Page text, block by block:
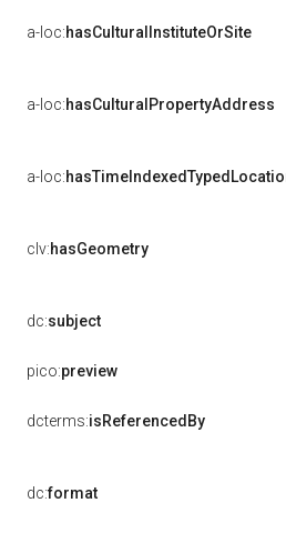
a-loc:hasCulturalInstituteOrSite
a-loc:hasCulturalPropertyAddress
a-loc:
clv:hasGeometry
dc:subject
pico:preview
dcterms:isReferencedBy
dc:format